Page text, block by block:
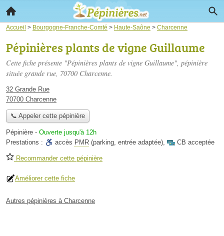
Accueil > Bourgogne-Franche-Comté > Haute-Saône > Charcenne
Pépinières plants de vigne Guillaume
Cette fiche présente "Pépinières plants de vigne Guillaume", pépinière
située grande rue, 70700 Charcenne.
32 Grande Rue
70700 Charcenne
📞 Appeler cette pépinière
Pépinière - Ouverte jusqu'à 12h
Prestations :
accès PMR (parking, entrée adaptée), CB acceptée
Recommander cette pépinière
Améliorer cette fiche
Autres pépinières à Charcenne